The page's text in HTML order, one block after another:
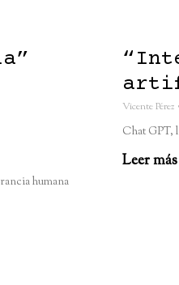
humana
Vicente Pérez
Chat GPT,
Leer